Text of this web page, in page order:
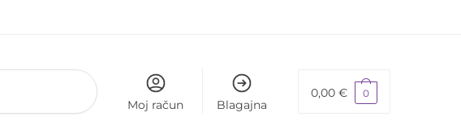
Moj račun Blagajna
0,00 € 0